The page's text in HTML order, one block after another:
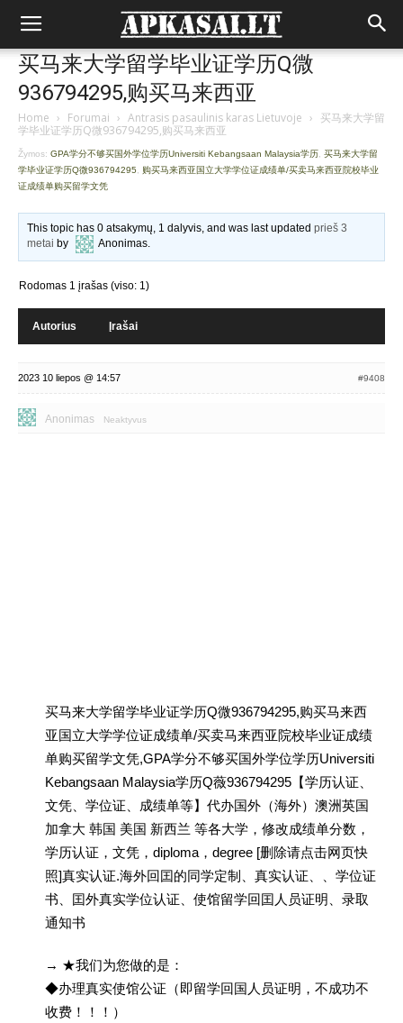
买马来大学留学毕业证学历Q微
936794295,购买马来西亚
Home › Forumai › Antrasis pasaulinis karas Lietuvoje › 买马来大学留
学毕业证学历Q微936794295,购买马来西亚
Žymos: GPA学分不够买国外学位学历Universiti Kebangsaan Malaysia学历 买马来大学留
学毕业证学历Q微936794295
购买马来西亚国立大学学位证成绩单/买卖马来西亚院校毕业
证成绩单购买留学文凭
This topic has 0 atsakymų, 1 dalyvis, and was last updatedprieš 3
metai by Anonimas.
Rodomas 1 įrašas (viso: 1)
Autorius Įrašai
2023 10 liepos @ 14:57 #9408
Anonimas Neaktyvus
买马来大学留学毕业证学历Q微936794295,购买马来西
亚国立大学学位证成绩单/买卖马来西亚院校毕业证成绩
单购买留学文凭,GPA学分不够买国外学位学历Universiti
Kebangsaan Malaysia学历Q薇936794295【学历认证、
文凭、学位证、成绩单等】代办国外（海外）澳洲英国
加拿大 韩国 美国 新西兰 等各大学，修改成绩单分数，
学历认证，文凭，diploma，degree [删除请点击网页快
照]真实认证.海外回囯的同学定制、真实认证、、学位证
书、囯外真实学位认证、使馆留学回囯人员证明、录取
通知书
→ ★我们为您做的是：
◆办理真实使馆公证（即留学回国人员证明，不成功不
收费！！！）